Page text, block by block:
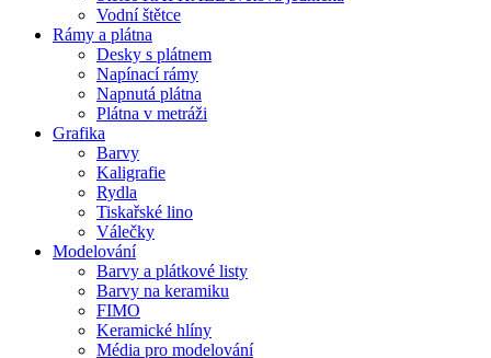
Vodní štětce
Rámy a plátna
Desky s plátnem
Napínací rámy
Napnutá plátna
Plátna v metráži
Grafika
Barvy
Kaligrafie
Rydla
Tiskařské lino
Válečky
Modelování
Barvy a plátkové listy
Barvy na keramiku
FIMO
Keramické hlíny
Média pro modelování